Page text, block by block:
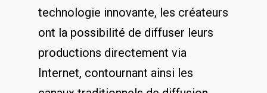
technologie ⁢innovante, les créateurs
ont​ la possibilité ⁤de diffuser leurs
productions‍ directement via
Internet, contournant ainsi les